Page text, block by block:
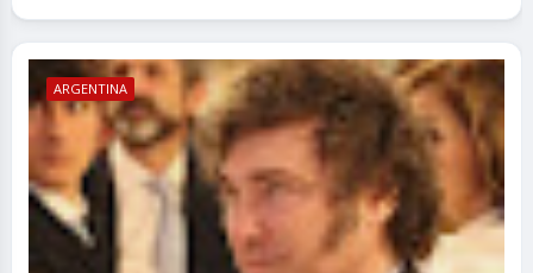
ARGENTINA